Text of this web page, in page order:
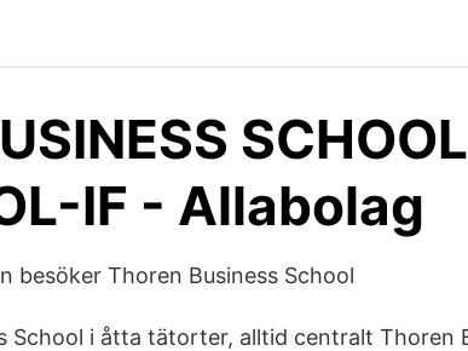
SCHOOL
IF - Allabolag
besöker Thoren Business School
School i åtta tätorter, alltid centralt Thoren